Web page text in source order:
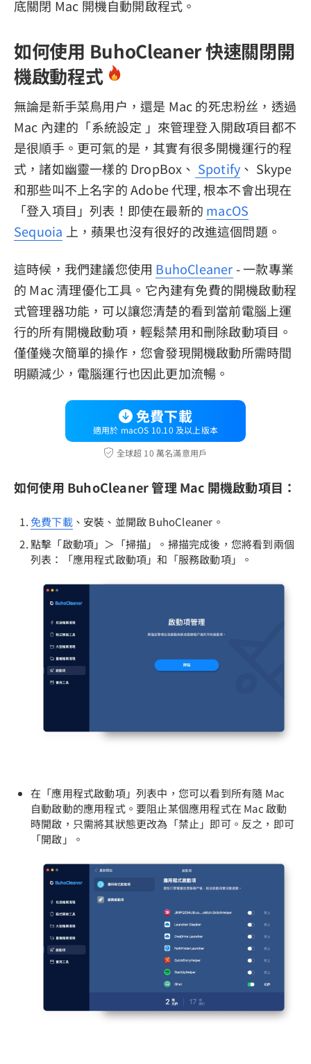
底關閉 Mac 開機自動開啟程式。
如何使用 BuhoCleaner 快速關閉開
機啟動程式
無論是新手菜鳥用户，還是 Mac 的死忠粉丝，透過
Mac 內建的「系統設定 」來管理登入開啟項目都不
是很順手。更可氣的是，其實有很多開機運行的程
式，諸如幽靈一樣的 DropBox、 Spotify 、 Skype
和那些叫不上名字的 Adobe 代理, 根本不會出現在
「登入項目」列表！即使在最新的 macOS
Sequoia 上，蘋果也沒有很好的改進這個問題。
這時候，我們建議您使用 BuhoCleaner- 一款專業
的 Mac 清理優化工具。它內建有免費的開機啟動程
式管理器功能，可以讓您清楚的看到當前電腦上運
行的所有開機啟動項，輕鬆禁用和刪除啟動項目。
僅僅幾次簡單的操作，您會發現開機啟動所需時間
明顯減少，電腦運行也因此更加流暢。
免費下載
適用於 macOS 10.10 及以上版本
全球超 10 萬名滿意用戶
如何使用 BuhoCleaner 管理 Mac 開機啟動項目：
免費下載、安裝、並開啟 BuhoCleaner。
點擊「啟動項」＞「掃描」。掃描完成後，您將看到兩個
列表：「應用程式啟動項」和「服務啟動項」。
在「應用程式啟動項」列表中，您可以看到所有隨 Mac
自動啟動的應用程式。要阻止某個應用程式在 Mac 啟動
時開啟，只需將其狀態更改為「禁止」即可。反之，即可
「開啟」。